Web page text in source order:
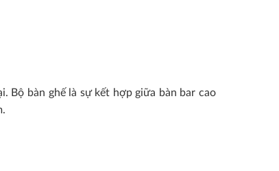
Bộ bàn ghế là sự kết hợp giữa bàn bar cao